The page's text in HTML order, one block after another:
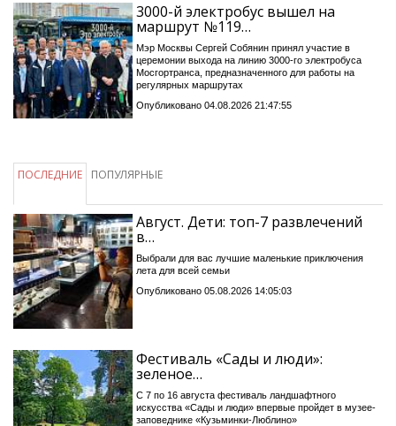
3000-й электробус вышел на
маршрут №119…
Мэр Москвы Сергей Собянин принял участие в
церемонии выхода на линию 3000-го электробуса
Мосгортранса, предназначенного для работы на
регулярных маршрутах
Опубликовано 04.08.2026 21:47:55
ПОСЛЕДНИЕ ПОПУЛЯРНЫЕ
Август. Дети: топ-7 развлечений
в…
Выбрали для вас лучшие маленькие приключения
лета для всей семьи
Опубликовано 05.08.2026 14:05:03
Фестиваль «Сады и люди»:
зеленое…
С 7 по 16 августа фестиваль ландшафтного
искусства «Сады и люди» впервые пройдет в музее-
заповеднике «Кузьминки-Люблино»